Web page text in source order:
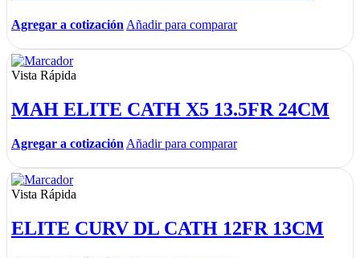
Agregar a cotización Añadir para comparar
Vista Rápida
MAH ELITE CATH X5 13.5FR 24CM
Agregar a cotización Añadir para comparar
Vista Rápida
ELITE CURV DL CATH 12FR 13CM